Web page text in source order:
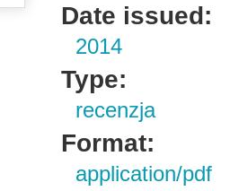
Date issued:
2014
Type:
recenzja
Format:
application/pdf